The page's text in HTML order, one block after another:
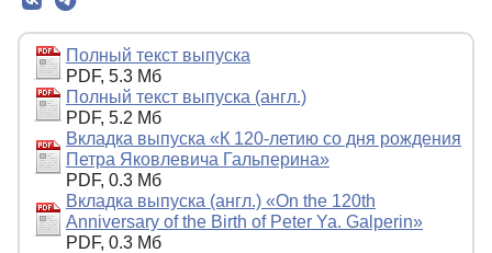
Редколлегия
Редакционная политика
Индексирование
Для авторов
Рубрики
Препринты
Подписка
Полный текст выпуска
PDF, 5.3 Мб
Полный текст выпуска (англ.)
PDF, 5.2 Мб
Вкладка выпуска «К 120-летию со дня рождения
Петра Яковлевича Гальперина»
PDF, 0.3 Мб
Вкладка выпуска (англ.) «On the 120th
Anniversary of the Birth of Peter Ya. Galperin»
PDF, 0.3 Мб